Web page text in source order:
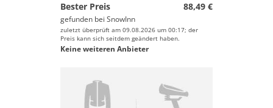
Bester Preis
88,49 €
gefunden bei SnowInn
zuletzt überprüft am 09.08.2026 um 00:17; der
Preis kann sich seitdem geändert haben.
Keine weiteren Anbieter